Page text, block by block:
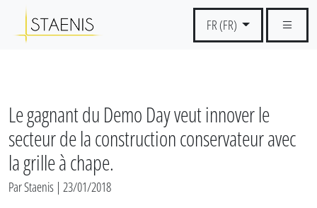
FR (FR)
Le gagnant du Demo Day veut innover le
secteur de la construction conservateur avec
la grille à chape.
Par Staenis | 23/01/2018